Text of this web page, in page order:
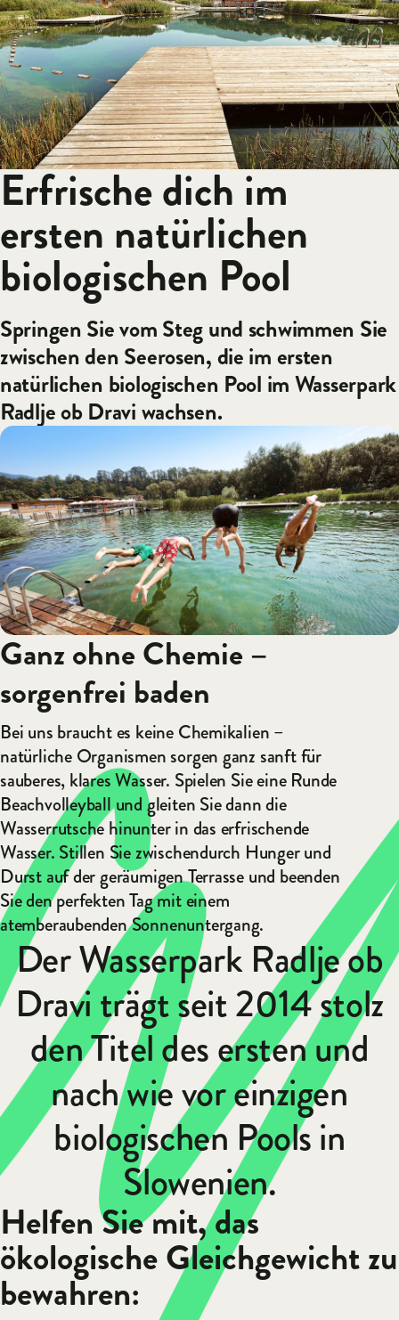
Erfrische dich im
ersten natürlichen
biologischen Pool
Springen Sie vom Steg und schwimmen Sie
zwischen den Seerosen, die im ersten
natürlichen biologischen Pool im Wasserpark
Radlje ob Dravi wachsen.
Ganz ohne Chemie –
sorgenfrei baden
Bei uns braucht es keine Chemikalien –
natürliche Organismen sorgen ganz sanft für
sauberes, klares Wasser. Spielen Sie eine Runde
Beachvolleyball und gleiten Sie dann die
Wasserrutsche hinunter in das erfrischende
Wasser. Stillen Sie zwischendurch Hunger und
Durst auf der geräumigen Terrasse und beenden
Sie den perfekten Tag mit einem
atemberaubenden Sonnenuntergang.
Der Wasserpark Radlje ob
Dravi trägt seit 2014 stolz
den Titel des ersten und
nach wie vor einzigen
biologischen Pools in
Slowenien.
Helfen Sie mit, das
ökologische Gleichgewicht zu
bewahren: